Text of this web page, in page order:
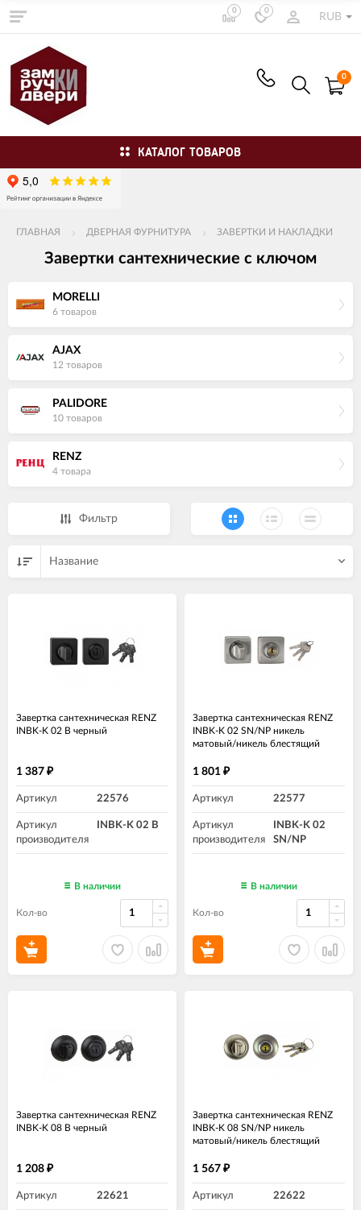
0 0
RUB
0
КАТАЛОГ ТОВАРОВ
ГЛАВНАЯ ДВЕРНАЯ ФУРНИТУРА ЗАВЕРТКИ И НАКЛАДКИ
Завертки сантехнические с ключом
MORELLI
6 товаров
AJAX
12 товаров
PALIDORE
10 товаров
RENZ
4 товара
Фильтр
Название
Завертка сантехническая RENZ
INBK-K 02 B черный
1 387 ₽
Артикул 22576
Артикул
производителя
INBK-K 02 B
В наличии
Кол-во
Завертка сантехническая RENZ
INBK-K 02 SN/NP никель
матовый/никель блестящий
1 801 ₽
Артикул 22577
Артикул
производителя
INBK-K 02
SN/NP
В наличии
Кол-во
Завертка сантехническая RENZ
INBK-K 08 B черный
1 208 ₽
Артикул 22621
Завертка сантехническая RENZ
INBK-K 08 SN/NP никель
матовый/никель блестящий
1 567 ₽
Артикул 22622